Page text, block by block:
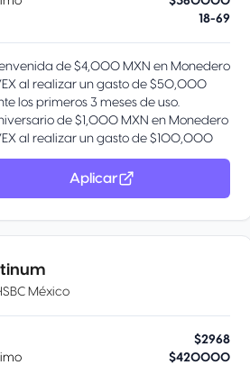
18-69
de $4,000 MXN en Monedero
al realizar un gasto de $50,000
los primeros 3 meses de uso.
de $1,000 MXN en Monedero
al realizar un gasto de $100,000
el año.
de tus compras en Volaris en el
INVEX.
por año a salas VIP.
Aplicar
México
$2968
$420000